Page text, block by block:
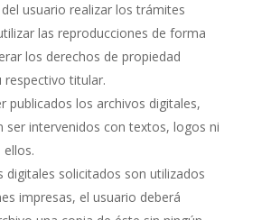
usuario realizar los trámites
las reproducciones de forma
los derechos de propiedad
respectivo titular.
publicados los archivos digitales,
ser intervenidos con textos, logos ni
digitales solicitados son utilizados
impresas, el usuario deberá